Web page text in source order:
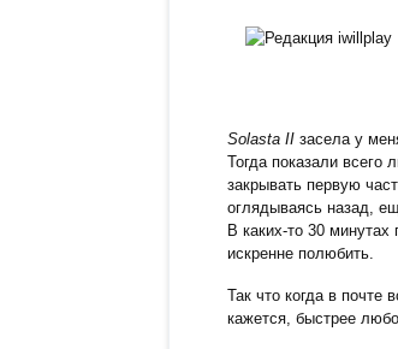
Solasta IIзасела у
Тогда показали всего
закрывать первую
оглядываясь назад,
В каких-то 30
искренне полюбить.
Так что когда в почте
кажется, быстрее